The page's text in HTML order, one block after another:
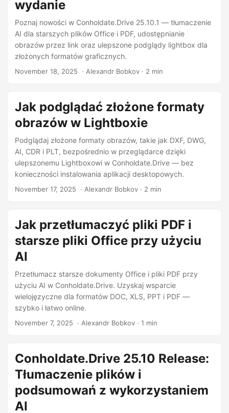
wydanie
Poznaj nowości w Conholdate.Drive 25.10.1 — tłumaczenie
AI dla starszych plików Office i PDF, udostępnianie
obrazów przez link oraz ulepszone podglądy lightbox dla
złożonych formatów graficznych.
November 18, 2025 ‎ · Alexandr Bobkov · 2 min
Jak podglądać złożone formaty
obrazów w Lightboxie
Podglądaj złożone formaty obrazów, takie jak DXF, DWG,
AI, CDR i PLT, bezpośrednio w przeglądarce dzięki
ulepszonemu Lightboxowi w Conholdate.Drive — bez
konieczności instalowania aplikacji desktopowych.
November 17, 2025 ‎ · Alexandr Bobkov · 2 min
Jak przetłumaczyć pliki PDF i
starsze pliki Office przy użyciu
AI
Przetłumacz starsze dokumenty Office i pliki PDF przy
użyciu AI w Conholdate.Drive. Uzyskaj wsparcie
wielojęzyczne dla formatów DOC, XLS, PPT i PDF —
szybko i łatwo online.
November 7, 2025 ‎ · Alexandr Bobkov · 1 min
Conholdate.Drive 25.10 Release:
Tłumaczenie plików i
podsumowań z wykorzystaniem
AI